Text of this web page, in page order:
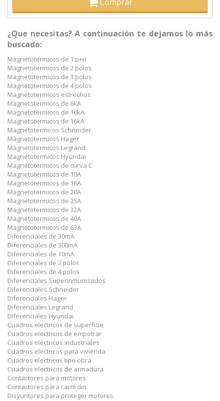
¿Que necesitas? A continuación te dejamos lo más
buscado:
Magnetotermicos de 1 p+n
Magnetotermicos de 2 polos
Magnetotermicos de 3 polos
Magnetotermicos de 4 polos
Magnetotermicos estrechos
Magnetotermicos de 6kA
Magnetotermicos de 10kA
Magnetotermicos de 16kA
Magnetotermicos Schneider
Magnetotermicos Hager
Magnetotermicos Legrand
Magnetotermicos Hyundai
Magnetotermicos de curva C
Magnetotermicos de 10A
Magnetotermicos de 16A
Magnetotermicos de 20A
Magnetotermicos de 25A
Magnetotermicos de 32A
Magnetotermicos de 40A
Magnetotermicos de 63A
Diferenciales de 30mA
Diferenciales de 300mA
Diferenciales de 10mA
Diferenciales de 2 polos
Diferenciales de 4 polos
Diferenciales Superinmunizados
Diferenciales Schneider
Diferenciales Hager
Diferenciales Legrand
Diferenciales Hyundai
Cuadros electricos de superficie
Cuadros electricos de empotrar
Cuadros electricos industriales
Cuadros electricos para vivienda
Cuadros electricos tipo obra
Cuadros electricos de armadura
Contactores para motores
Contactores para carril din
Disyuntores para proteger motores